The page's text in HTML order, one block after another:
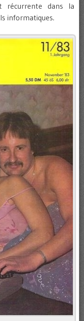
récurrente dans la
informatiques.